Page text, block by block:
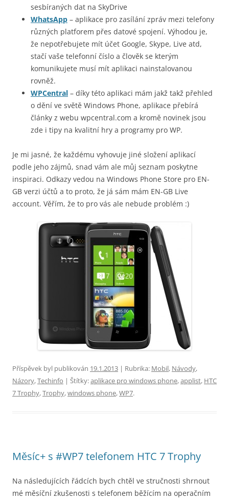
sesbíraných dat na SkyDrive
WhatsApp – aplikace pro zasílání zpráv mezi telefony
různých platforem přes datové spojení. Výhodou je,
že nepotřebujete mít účet Google, Skype, Live atd,
stačí vaše telefonní číslo a člověk se kterým
komunikujete musí mít aplikaci nainstalovanou
rovněž.
WPCentral – díky této aplikaci mám jakž takž přehled
o dění ve světě Windows Phone, aplikace přebírá
články z webu wpcentral.com a kromě novinek jsou
zde i tipy na kvalitní hry a programy pro WP.
Je mi jasné, že každému vyhovuje jiné složení aplikací
podle jeho zájmů, snad vám ale můj seznam poskytne
inspiraci. Odkazy vedou na Windows Phone Store pro EN-
GB verzi účtů a to proto, že já sám mám EN-GB Live
account. Věřím, že to pro vás ale nebude problém :)
Příspěvek byl publikován 19.1.2013 | Rubrika: Mobil, Návody,
Názory,Techinfo | Štítky:aplikace pro windows phone,applist, HTC
7 Trophy,Trophy,windows phone,WP7.
Měsíc+ s #WP7 telefonem HTC 7 Trophy
Na následujících řádcích bych chtěl ve stručnosti shrnout
mé měsíční zkušenosti s telefonem běžícím na operačním